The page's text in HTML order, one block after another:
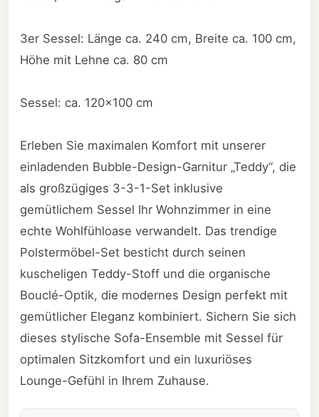
3er Sessel: Länge ca. 240 cm, Breite ca. 100 cm,
Höhe mit Lehne ca. 80 cm
Sessel: ca. 120x100 cm
Erleben Sie maximalen Komfort mit unserer
einladenden Bubble-Design-Garnitur „Teddy“, die
als großzügiges 3-3-1-Set inklusive
gemütlichem Sessel Ihr Wohnzimmer in eine
echte Wohlfühloase verwandelt. Das trendige
Polstermöbel-Set besticht durch seinen
kuscheligen Teddy-Stoff und die organische
Bouclé-Optik, die modernes Design perfekt mit
gemütlicher Eleganz kombiniert. Sichern Sie sich
dieses stylische Sofa-Ensemble mit Sessel für
optimalen Sitzkomfort und ein luxuriöses
Lounge-Gefühl in Ihrem Zuhause.